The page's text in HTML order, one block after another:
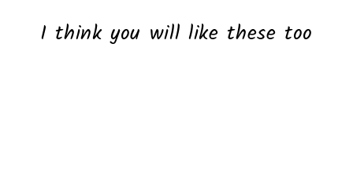
I think you will like these too